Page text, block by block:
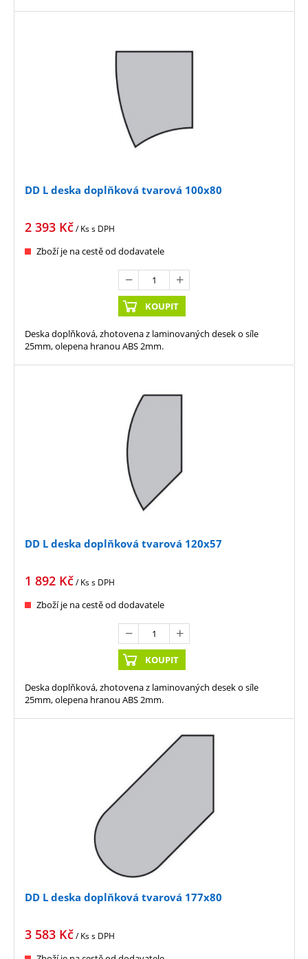
DD L deska doplňková tvarová 100x80
2 393 Kč/ Kss DPH
Zboží je na cestě od dodavatele
KOUPIT
Deska doplňková, zhotovena z laminovaných desek o síle
25mm, olepena hranou ABS 2mm.
DD L deska doplňková tvarová 120x57
1 892 Kč/ Kss DPH
Zboží je na cestě od dodavatele
KOUPIT
Deska doplňková, zhotovena z laminovaných desek o síle
25mm, olepena hranou ABS 2mm.
DD L deska doplňková tvarová 177x80
3 583 Kč/ Kss DPH